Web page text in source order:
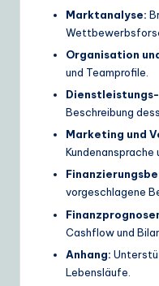
Marktanalyse:
Organisation
und Teamprofile.
Beschreibung
Marketing und
vorgeschlagene
Cashflow und
Anhang:
Lebensläufe.